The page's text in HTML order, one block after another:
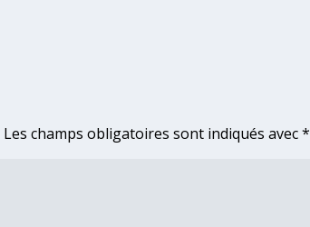
Les champs obligatoires sont indiqués avec*